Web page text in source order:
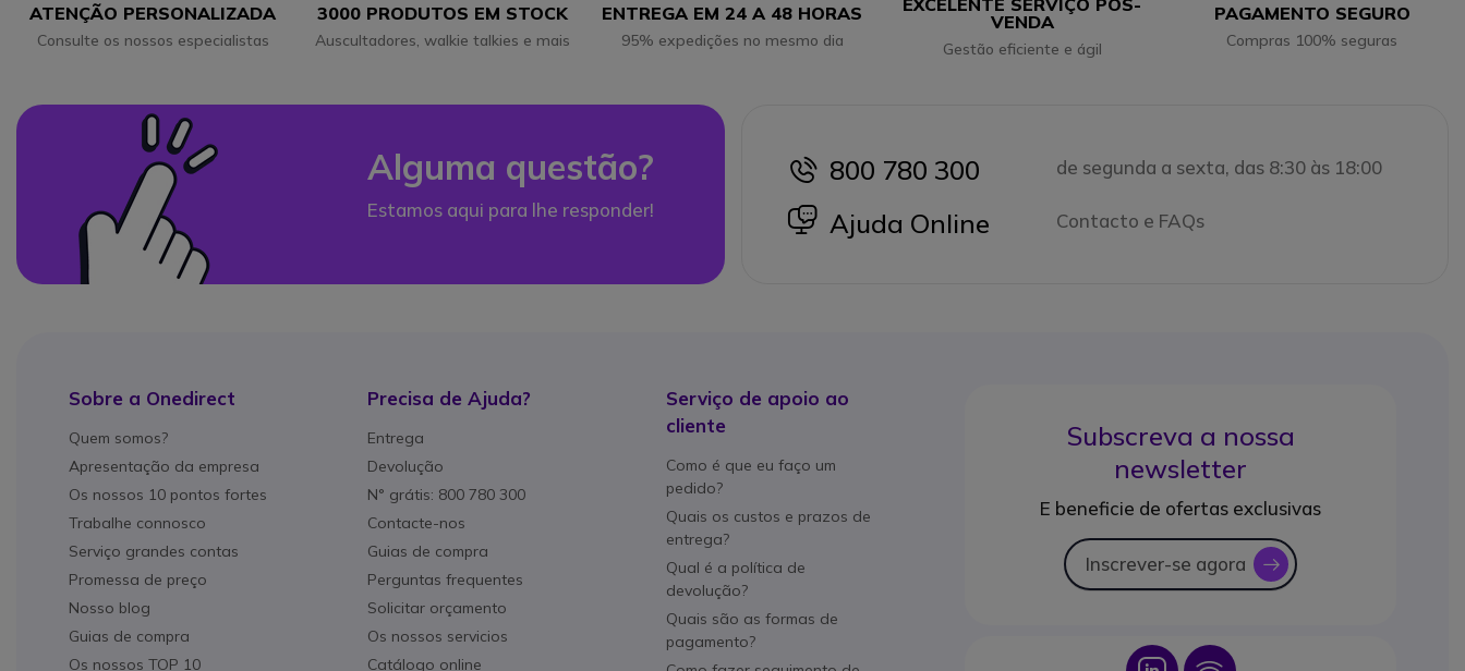
ATENÇÃO PERSONALIZADA
Consulte os nossos especialistas
3000 PRODUTOS EM STOCK
Auscultadores, walkie talkies e mais
ENTREGA EM 24 A 48 HORAS
95% expedições no mesmo dia
VENDA
Gestão eficiente e ágil
PAGAMENTO SEGURO
Compras 100% seguras
Alguma questão?
Estamos aqui para lhe responder!
icon
800 780 300 de segunda a sexta, das 8:30 às 18:00
icon
Ajuda Online Contacto e FAQs
Sobre a Onedirect
Quem somos?
Apresentação da empresa
Os nossos 10 pontos fortes
Trabalhe connosco
Serviço grandes contas
Promessa de preço
Nosso blog
Guias de compra
Os nossos TOP 10
Precisa de Ajuda?
Entrega
Devolução
N° grátis: 800 780 300
Contacte-nos
Guias de compra
Perguntas frequentes
Solicitar orçamento
Os nossos servicios
Catálogo online
Serviço de apoio ao
cliente
Como é que eu faço um
pedido?
Quais os custos e prazos de
entrega?
Qual é a política de
devolução?
Quais são as formas de
pagamento?
Subscreva a nossa
newsletter
E beneficie de ofertas exclusivas
Inscrever-se agora icon
Icon